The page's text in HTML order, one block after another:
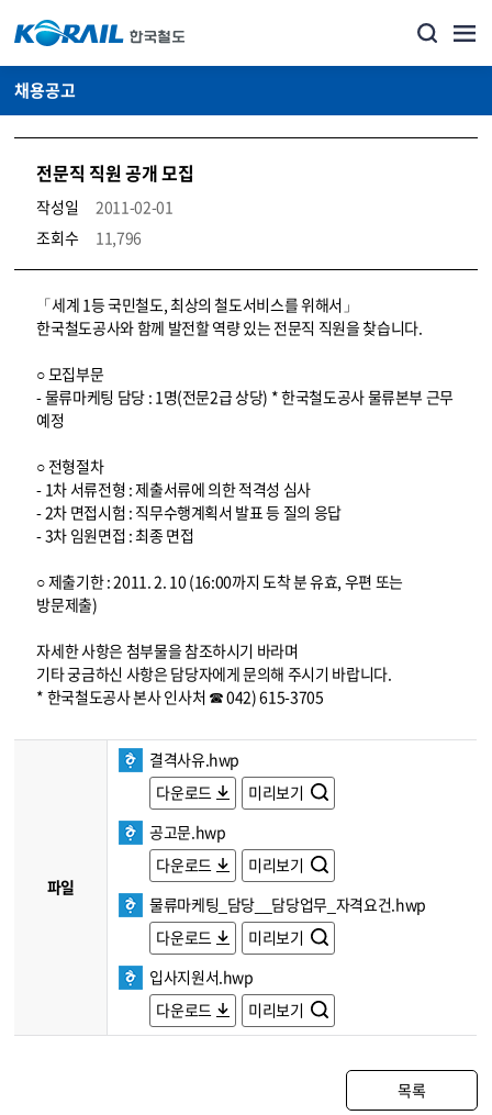
채용공고
전문직 직원 공개 모집
작성일
2011-02-01
조회수
11,796
코레일소개_경영공시_채용공고 상세보기 – 내용, 파일, 담당자 연락처로 구성
「세계 1등 국민철도, 최상의 철도서비스를 위해서」
한국철도공사와 함께 발전할 역량 있는 전문직 직원을 찾습니다.
○ 모집부문
- 물류마케팅 담당 : 1명(전문2급 상당) * 한국철도공사 물류본부 근무
예정
○ 전형절차
- 1차 서류전형 : 제출서류에 의한 적격성 심사
- 2차 면접시험 : 직무수행계획서 발표 등 질의 응답
- 3차 임원면접 : 최종 면접
○ 제출기한 : 2011. 2. 10 (16:00까지 도착 분 유효, 우편 또는
방문제출)
자세한 사항은 첨부물을 참조하시기 바라며
기타 궁금하신 사항은 담당자에게 문의해 주시기 바랍니다.
* 한국철도공사 본사 인사처 ☎ 042) 615-3705
파일
결격사유.hwp
다운로드
미리보기
공고문.hwp
다운로드
미리보기
물류마케팅_담당__담당업무_자격요건.hwp
다운로드
미리보기
입사지원서.hwp
다운로드
미리보기
목록